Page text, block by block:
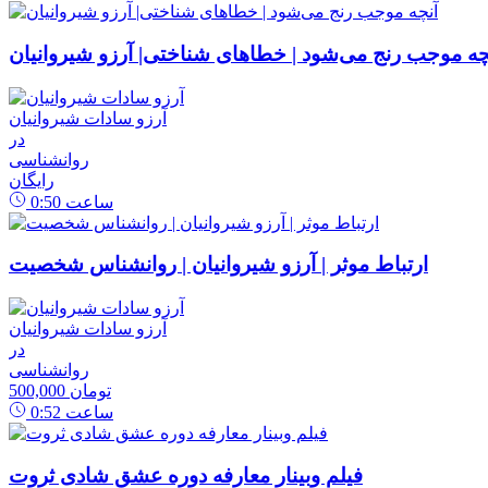
موجب رنج می‌شود | خطاهای شناختی| آرزو شیروانیان
آرزو سادات شیروانیان
در
روانشناسی
رایگان
0:50 ساعت
ارتباط موثر | آرزو شیروانیان | روانشناس شخصیت
آرزو سادات شیروانیان
در
روانشناسی
500,000 تومان
0:52 ساعت
فیلم وبینار معارفه دوره عشق شادی ثروت